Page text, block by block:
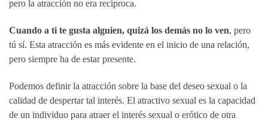
pero la atracción no era recíproca.
Cuando a ti te gusta alguien, quizá los demás no lo ven, pero
tú sí. Esta atracción es más evidente en el inicio de una relación,
pero siempre ha de estar presente.
Podemos definir la atracción sobre la base del deseo sexual o la
calidad de despertar tal interés. El atractivo sexual es la capacidad
de un individuo para atraer el interés sexual o erótico de otra